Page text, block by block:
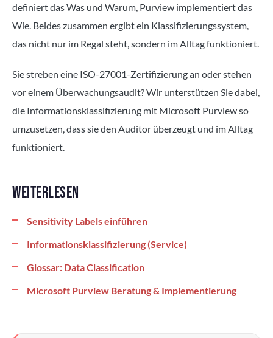
definiert das Was und Warum, Purview implementiert das
Wie. Beides zusammen ergibt ein Klassifizierungssystem,
das nicht nur im Regal steht, sondern im Alltag funktioniert.
Sie streben eine ISO-27001-Zertifizierung an oder stehen
vor einem Überwachungsaudit? Wir unterstützen Sie dabei,
die Informationsklassifizierung mit Microsoft Purview so
umzusetzen, dass sie den Auditor überzeugt und im Alltag
funktioniert.
WEITERLESEN
Sensitivity Labels einführen
Informationsklassifizierung (Service)
Glossar: Data Classification
Microsoft Purview Beratung & Implementierung